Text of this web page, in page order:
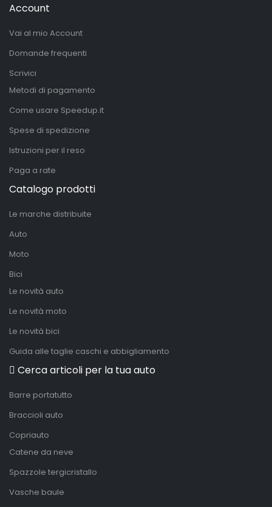
Account
Vai al mio Account
Domande frequenti
Scrivici
Metodi di pagamento
Come usare Speedup.it
Spese di spedizione
Istruzioni per il reso
Paga a rate
Catalogo prodotti
Le marche distribuite
Auto
Moto
Bici
Le novità auto
Le novità moto
Le novità bici
Guida alle taglie caschi e abbigliamento
Cerca articoli per la tua auto
Barre portatutto
Braccioli auto
Copriauto
Catene da neve
Spazzole tergicristallo
Vasche baule